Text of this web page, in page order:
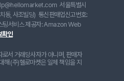
서울특별시
동, 사조빌딩) 통신판매업신고번호:
팅서비스 제공자: Amazon Web
확인
서 거래당사자가 아니며, 판매자
해 (주)헬로마켓은 일체 책임을 지